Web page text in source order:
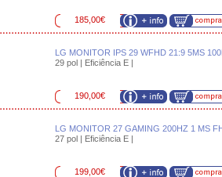
185,00€
LG MONITOR IPS 29 WFHD 21:9 5MS
29 pol | Eficiência E |
190,00€
LG MONITOR 27 GAMING 200HZ 1 MS
27 pol | Eficiência E |
199,00€